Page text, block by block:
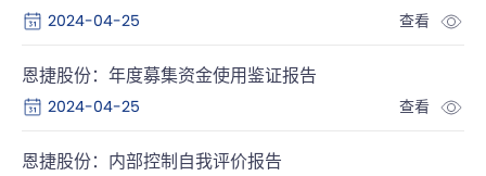
2024-04-25 查看
恩捷股份：年度募集资金使用鉴证报告
2024-04-25 查看
恩捷股份：内部控制自我评价报告